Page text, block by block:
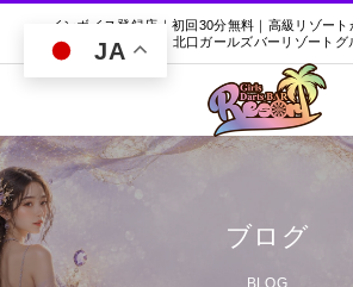
インボイス登録店｜初回30分無料｜高級リゾー
口・北口ガールズバーリゾートグ
ブログ
BLOG
JA